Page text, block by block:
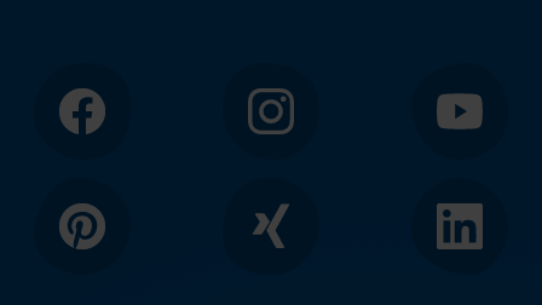
Facebook Instagram YouTube
Pinterest Xing LinkedIn